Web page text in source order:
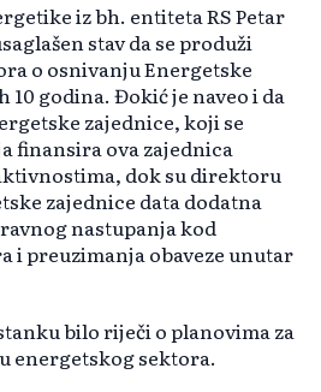
iz bh. entiteta RS Petar
stav da se produži
o osnivanju Energetske
10 godina. Đokić je naveo i da
zajednice, koji se
finansira ova zajednica
dok su direktoru
zajednice data dodatna
nastupanja kod
i preuzimanja obaveze unutar
bilo riječi o planovima za
energetskog sektora.